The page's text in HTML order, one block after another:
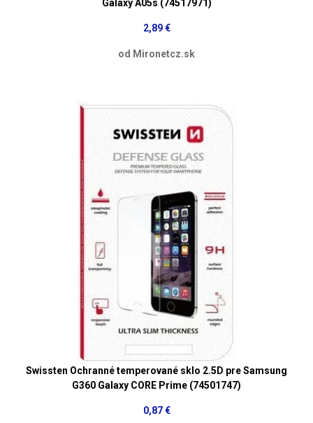
Galaxy A05s (74517971)
2,89 €
od Mironetcz.sk
Swissten Ochranné temperované sklo 2.5D pre Samsung
G360 Galaxy CORE Prime (74501747)
0,87 €